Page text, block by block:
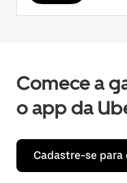
Comece a
o app da
Cadastre-se para